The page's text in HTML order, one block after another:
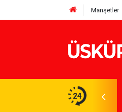
Manşetler
24